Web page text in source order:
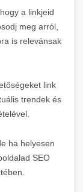
a linkjeid
meg arról,
is relevánsak
link
trendek és
ha helyesen
SEO